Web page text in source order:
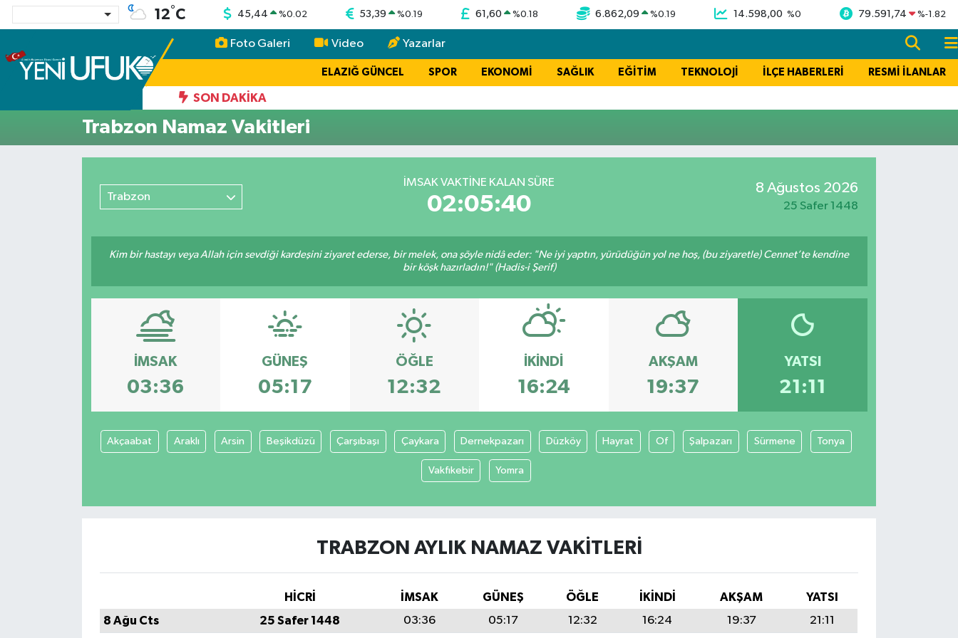
12°C 45,44 %0.02 53,39 %0.19 61,60 %0.18 6.862,09 %0.19 14.598,00 %0 79.591,74 %-1.82
Foto Galeri Video Yazarlar
ELAZIĞ GÜNCEL SPOR EKONOMİ SAĞLIK EĞİTİM TEKNOLOJİ İLÇE HABERLERİ RESMİ İLANLAR
SON DAKIKA
Trabzon Namaz Vakitleri
Trabzon
İMSAK VAKTİNE KALAN SÜRE
02:05:40
8 Ağustos 2026
25 Safer 1448
Kim bir hastayı veya Allah için sevdiği kardeşini ziyaret ederse, bir melek, ona şöyle nidâ eder: "Ne iyi yaptın, yürüdüğün yol ne hoş, (bu ziyaretle) Cennet’te kendine
bir köşk hazırladın!" (Hadis-i Şerif)
İMSAK
03:36
GÜNEŞ
05:17
ÖĞLE
12:32
İKINDI
16:24
AKŞAM
19:37
YATSI
21:11
Akçaabat Araklı Arsin Beşikdüzü Çarşıbaşı Çaykara Dernekpazarı Düzköy Hayrat Of Şalpazarı Sürmene Tonya
Vakfıkebir Yomra
TRABZON AYLIK NAMAZ VAKITLERI
HİCRİ İMSAK GÜNEŞ ÖĞLE İKINDI AKŞAM
YATSI
8 Ağu Cts
25 Safer 1448 03:36 05:17 12:32 16:24 19:37 21:11
Nöbetçi Eczaneler
Namaz Vakitleri
Süper Lig Puan Durumu ve Fikstür
Tüm Manşetler